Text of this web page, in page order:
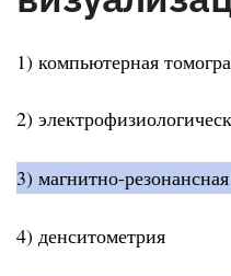
1) компьютерная
2)
3) магнитно-
4) денситометрия